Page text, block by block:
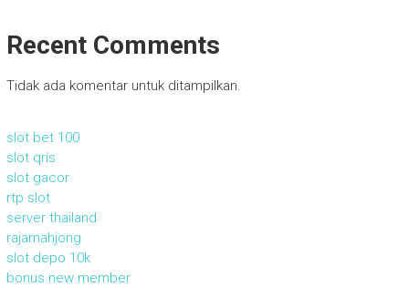
Recent Comments
Tidak ada komentar untuk ditampilkan.
slot bet 100
slot qris
slot gacor
rtp slot
server thailand
rajamahjong
slot depo 10k
bonus new member